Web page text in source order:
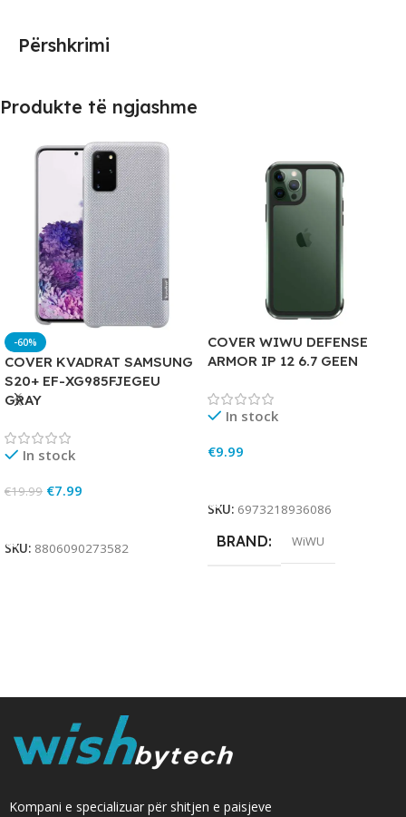
Përshkrimi
Produkte të ngjashme
-60%
COVER KVADRAT SAMSUNG
S20+ EF-XG985FJEGEU
GRAY
In stock
€19.99 €7.99
SKU: 8806090273582
COVER WIWU DEFENSE
ARMOR IP 12 6.7 GEEN
In stock
€9.99
SKU: 6973218936086
BRAND WiWU
Kompani e specializuar për shitjen e paisjeve